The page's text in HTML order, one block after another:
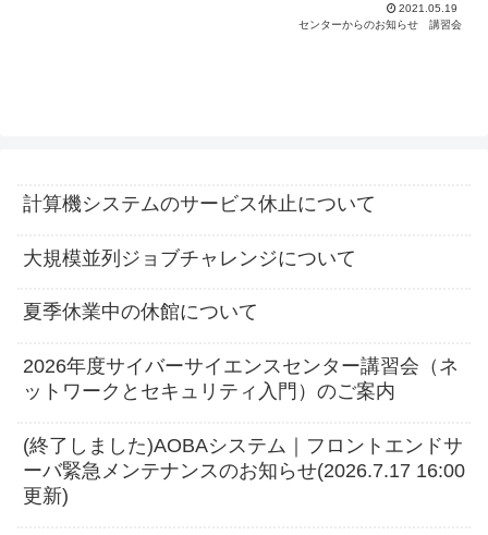
2021.05.19
センターからのお知らせ
講習会
計算機システムのサービス休止について
大規模並列ジョブチャレンジについて
夏季休業中の休館について
2026年度サイバーサイエンスセンター講習会（ネ
ットワークとセキュリティ入門）のご案内
(終了しました)AOBAシステム｜フロントエンドサ
ーバ緊急メンテナンスのお知らせ(2026.7.17 16:00
更新)